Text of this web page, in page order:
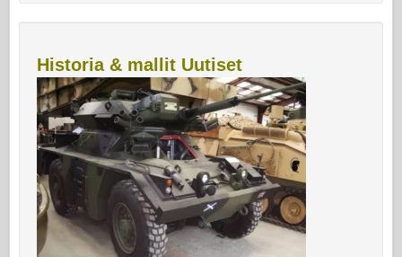
Historia & mallit Uutiset